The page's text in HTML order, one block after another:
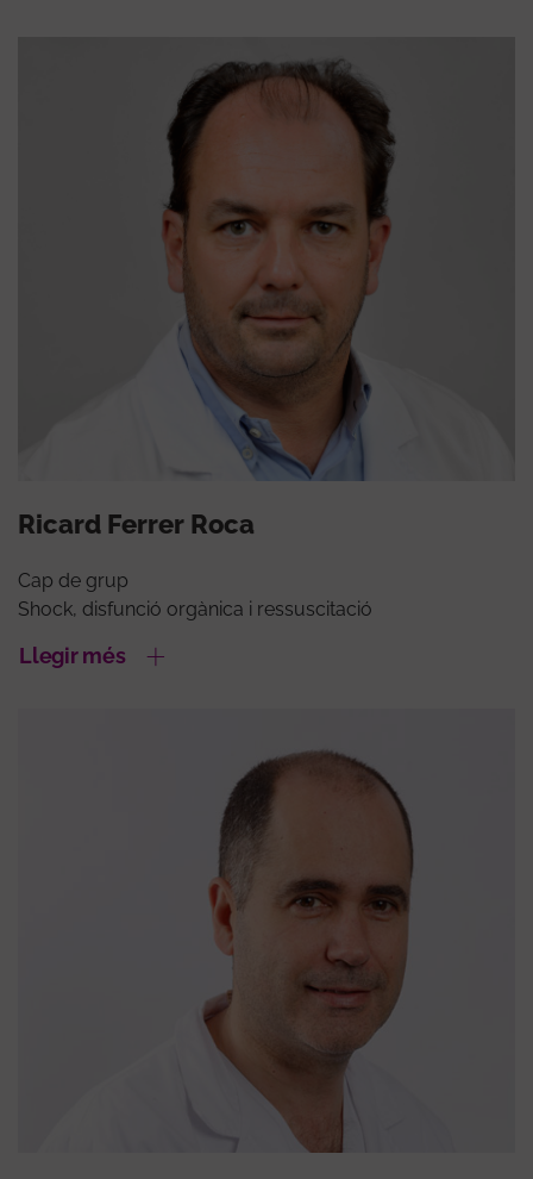
Ricard Ferrer Roca
Cap de grup
Shock, disfunció orgànica i ressuscitació
Llegir més